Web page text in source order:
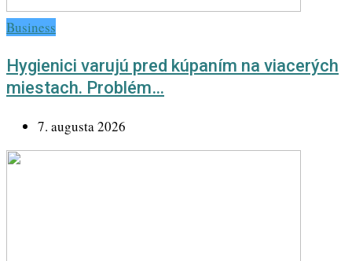
Business
Hygienici varujú pred kúpaním na viacerých
miestach. Problém…
7. augusta 2026